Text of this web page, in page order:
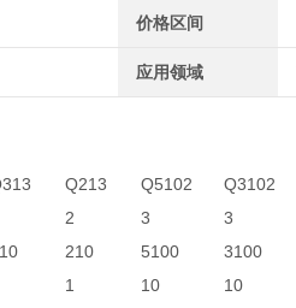
价格区间
应用领域
Q213 Q5102 Q3102
2
3 3
210 5100 3100
1
10 10